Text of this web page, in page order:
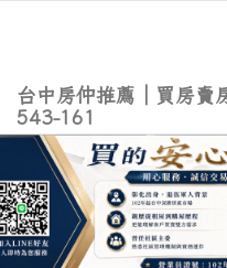
台中房仲推薦｜買房賣
543-161